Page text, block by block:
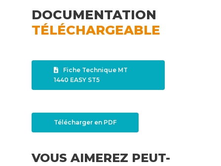
DOCUMENTATION
TÉLÉCHARGEABLE
Fiche Technique MT
1440 EASY ST5
Télécharger en PDF
VOUS AIMEREZ PEUT-